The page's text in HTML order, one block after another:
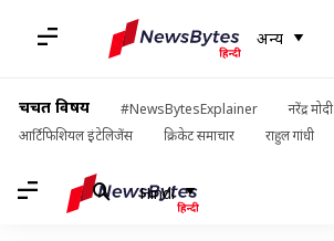
अन्य
चर्चित विषय #NewsBytesExplainer
नरेंद्र मोदी
आर्टिफिशियल इंटेलिजेंस
क्रिकेट समाचार राहुल गांधी
Hindi